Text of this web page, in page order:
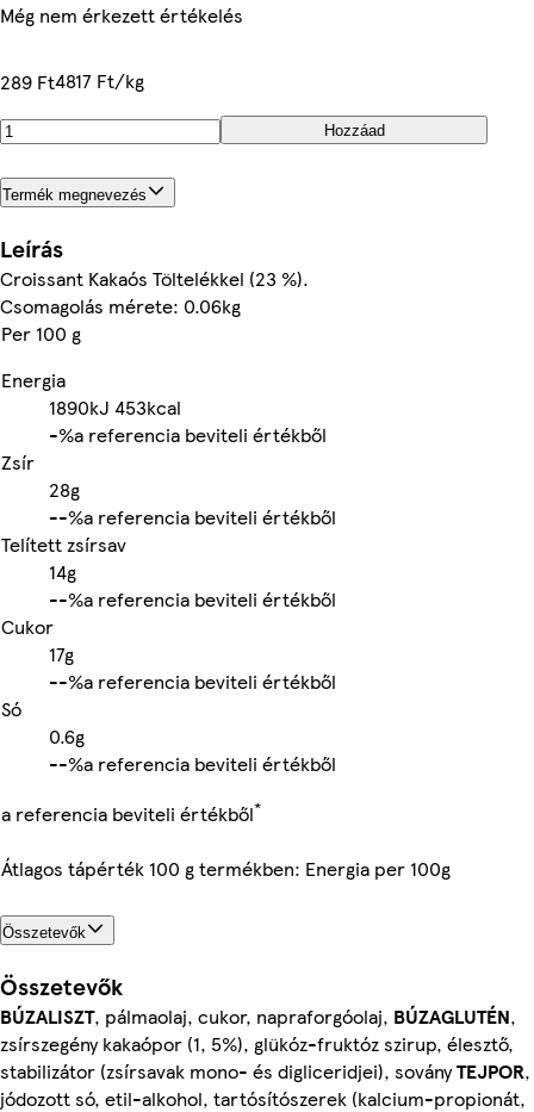
Még nem érkezett értékelés
289 Ft4817 Ft/kg
Hozzáad
Termék megnevezés
Leírás
Croissant Kakaós Töltelékkel (23 %).
Csomagolás mérete: 0.06kg
Per 100 g
Energia
1890kJ 453kcal
-%a referencia beviteli értékből
Zsír
28g
--%a referencia beviteli értékből
Telített zsírsav
14g
--%a referencia beviteli értékből
Cukor
17g
--%a referencia beviteli értékből
Só
0.6g
--%a referencia beviteli értékből
a referencia beviteli értékből*
Átlagos tápérték 100 g termékben: Energia per 100g
Összetevők
Összetevők
BÚZALISZT, pálmaolaj, cukor, napraforgóolaj, BÚZAGLUTÉN,
zsírszegény kakaópor (1, 5%), glükóz-fruktóz szirup, élesztő,
stabilizátor (zsírsavak mono- és digliceridjei), soványTEJPOR,
jódozott só, etil-alkohol, tartósítószerek (kalcium-propionát,